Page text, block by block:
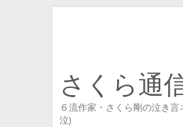
さくら通
６流作家・さくら剛の泣き
泣)